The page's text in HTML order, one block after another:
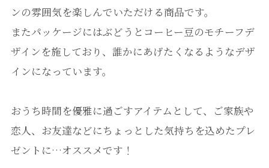
ンの雰囲気を楽しんでいただける商品です。
またパッケージにはぶどうとコーヒー豆のモチーフデ
ザインを施しており、誰かにあげたくなるようなデザ
インになっています。
おうち時間を優雅に過ごすアイテムとして、ご家族や
恋人、お友達などにちょっとした気持ちを込めたプレ
ゼントに…オススメです！